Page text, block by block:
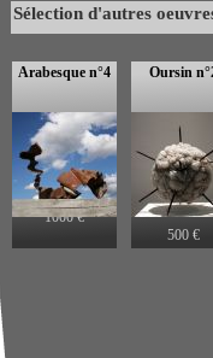
Arabesque n°4
1000 €
Sélection d'autres
Oursin n°6 Oursin
500 €